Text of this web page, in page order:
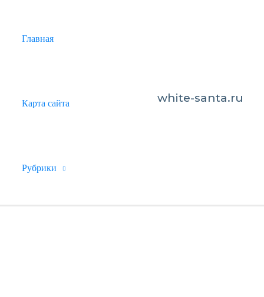
Главная
Карта сайта
Рубрики
white-santa.ru